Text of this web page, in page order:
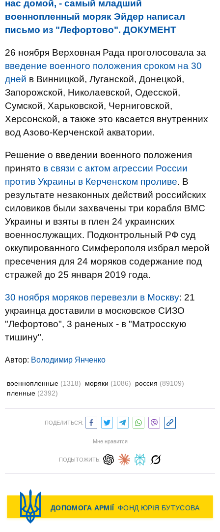
нас домой, - самый младший
военнопленный моряк Эйдер написал
письмо из "Лефортово". ДОКУМЕНТ
26 ноября Верховная Рада проголосовала за
введение военного положения сроком на 30
дней в Винницкой, Луганской, Донецкой,
Запорожской, Николаевской, Одесской,
Сумской, Харьковской, Черниговской,
Херсонской, а также это касается внутренних
вод Азово-Керченской акватории.
Решение о введении военного положения
принято в связи с актом агрессии России
против Украины в Керченском проливе. В
результате незаконных действий российских
силовиков были захвачены три корабля ВМС
Украины и взяты в плен 24 украинских
военнослужащих. Подконтрольный РФ суд
оккупированного Симферополя избрал мерой
пресечения для 24 моряков содержание под
стражей до 25 января 2019 года.
30 ноября моряков перевезли в Москву: 21
украинца доставили в московское СИЗО
"Лефортово", 3 раненых - в "Матросскую
тишину".
Автор: Володимир Янченко
военнопленные (1318) моряки (1086) россия (89109)
пленные (2392)
ПОДЕЛИТЬСЯ:
Мне нравится
ПОДЫТОЖИТЬ: